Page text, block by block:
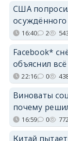
США
осуждённого
16:40 2
Facebook*
объяснил
22:16 0
Виноваты
почему
16:59 0
Китай